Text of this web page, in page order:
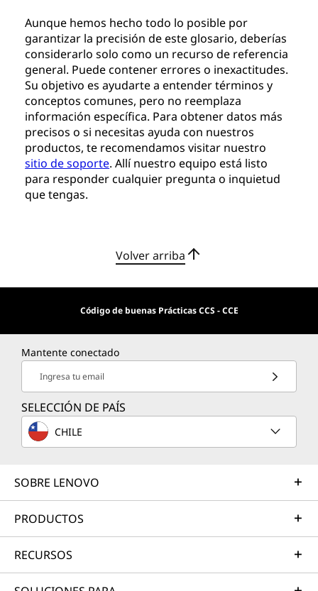
Aunque hemos hecho todo lo posible por
garantizar la precisión de este glosario, deberías
considerarlo solo como un recurso de referencia
general. Puede contener errores o inexactitudes.
Su objetivo es ayudarte a entender términos y
conceptos comunes, pero no reemplaza
información específica. Para obtener datos más
precisos o si necesitas ayuda con nuestros
productos, te recomendamos visitar nuestro
sitio de soporte. Allí nuestro equipo está listo
para responder cualquier pregunta o inquietud
que tengas.
Volver arriba
Código de buenas Prácticas CCS - CCE
Mantente conectado
Ingresa tu email
SELECCIÓN DE PAÍS
CHILE
SOBRE LENOVO
PRODUCTOS
RECURSOS